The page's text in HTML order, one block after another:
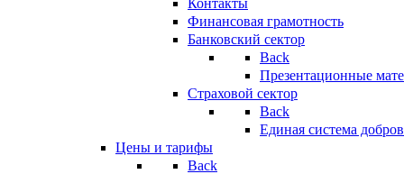
Контакты
Финансовая грамотность
Банковский сектор
Back
Презентационные
Страховой сектор
Back
Единая система
Цены и тарифы
Back